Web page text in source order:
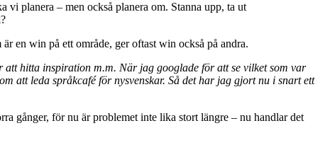
planera – men också planera om. Stanna upp, ta ut
en win på ett område, ger oftast win också på andra.
hitta inspiration m.m. När jag googlade för att se vilket som var
att leda språkcafé för nysvenskar. Så det har jag gjort nu i snart ett
gånger, för nu är problemet inte lika stort längre – nu handlar det